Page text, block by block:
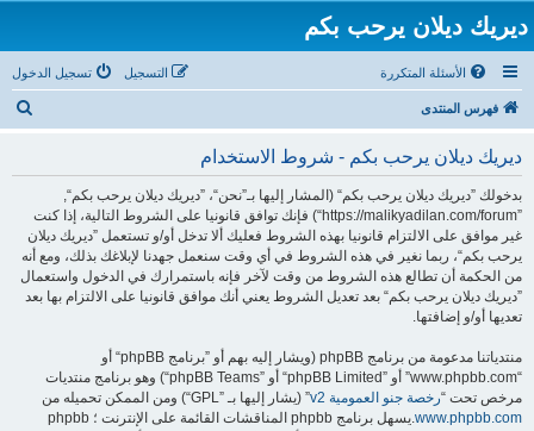
ديريك ديلان يرحب بكم
الأسئلة المتكررة تسجيل الدخول التسجيل
فهرس المنتدى
ديريك ديلان يرحب بكم - شروط الاستخدام
بدخولك ”ديريك ديلان يرحب بكم“ (المشار إليها بـ”نحن“، ”ديريك ديلان يرحب بكم“,
”https://malikyadilan.com/forum“) فإنك توافق قانونيا على الشروط التالية، إذا كنت
غير موافق على الالتزام قانونيا بهذه الشروط فعليك ألا تدخل أو/و تستعمل ”ديريك ديلان
يرحب بكم“، ربما نغير في هذه الشروط في أي وقت سنعمل جهدنا لإبلاغك بذلك، ومع أنه
من الحكمة أن تطالع هذه الشروط من وقت لآخر فإنه باستمرارك في الدخول واستعمال
”ديريك ديلان يرحب بكم“ بعد تعديل الشروط يعني أنك موافق قانونيا على الالتزام بها بعد
تعديها أو/و إضافتها.
منتدياتنا مدعومة من برنامج phpBB (ويشار إليه بهم أو ”برنامج phpBB“ أو
“www.phpbb.com” أو ”phpBB Limited“ أو ”phpBB Teams“) وهو برنامج منتديات
مرخص تحت “رخصة جنو العمومية v2
” (يشار إليها بـ ”GPL“) ومن الممكن تحميله من
www.phpbb.com
.يسهل برنامج phpbb المناقشات القائمة على الإنترنت ؛ phpbb